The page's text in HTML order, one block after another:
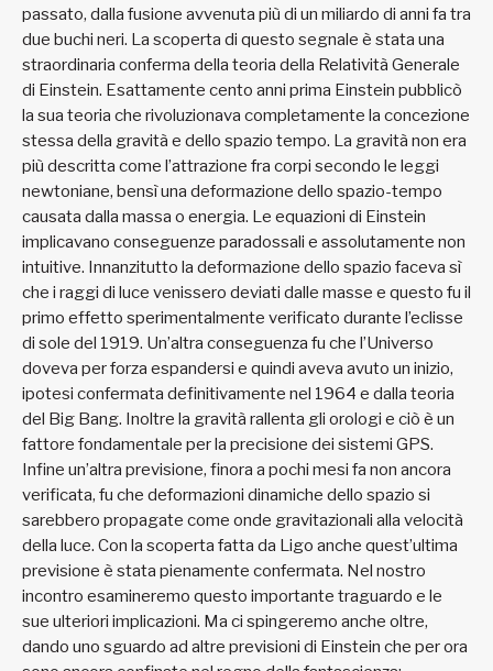
passato, dalla fusione avvenuta più di un miliardo di anni fa tra
due buchi neri. La scoperta di questo segnale è stata una
straordinaria conferma della teoria della Relatività Generale
di Einstein. Esattamente cento anni prima Einstein pubblicò
la sua teoria che rivoluzionava completamente la concezione
stessa della gravità e dello spazio tempo. La gravità non era
più descritta come l’attrazione fra corpi secondo le leggi
newtoniane, bensì una deformazione dello spazio-tempo
causata dalla massa o energia. Le equazioni di Einstein
implicavano conseguenze paradossali e assolutamente non
intuitive. Innanzitutto la deformazione dello spazio faceva sì
che i raggi di luce venissero deviati dalle masse e questo fu il
primo effetto sperimentalmente verificato durante l’eclisse
di sole del 1919. Un’altra conseguenza fu che l’Universo
doveva per forza espandersi e quindi aveva avuto un inizio,
ipotesi confermata definitivamente nel 1964 e dalla teoria
del Big Bang. Inoltre la gravità rallenta gli orologi e ciò è un
fattore fondamentale per la precisione dei sistemi GPS.
Infine un’altra previsione, finora a pochi mesi fa non ancora
verificata, fu che deformazioni dinamiche dello spazio si
sarebbero propagate come onde gravitazionali alla velocità
della luce. Con la scoperta fatta da Ligo anche quest’ultima
previsione è stata pienamente confermata. Nel nostro
incontro esamineremo questo importante traguardo e le
sue ulteriori implicazioni. Ma ci spingeremo anche oltre,
dando uno sguardo ad altre previsioni di Einstein che per ora